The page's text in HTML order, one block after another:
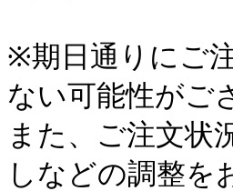
※期日通りにご
ない可能性がご
また、ご注文状
しなどの調整を